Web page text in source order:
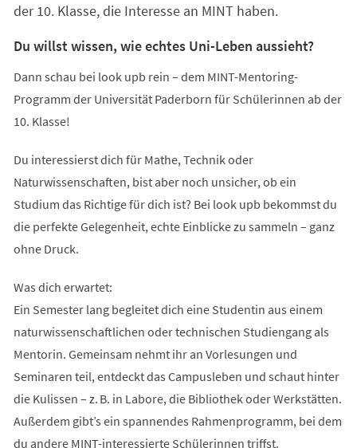
der 10. Klasse, die Interesse an MINT haben.
Du willst wissen, wie echtes Uni-Leben aussieht?
Dann schau bei look upb rein – dem MINT-Mentoring-
Programm der Universität Paderborn für Schülerinnen ab der
10. Klasse!
Du interessierst dich für Mathe, Technik oder
Naturwissenschaften, bist aber noch unsicher, ob ein
Studium das Richtige für dich ist? Bei look upb bekommst du
die perfekte Gelegenheit, echte Einblicke zu sammeln – ganz
ohne Druck.
Was dich erwartet:
Ein Semester lang begleitet dich eine Studentin aus einem
naturwissenschaftlichen oder technischen Studiengang als
Mentorin. Gemeinsam nehmt ihr an Vorlesungen und
Seminaren teil, entdeckt das Campusleben und schaut hinter
die Kulissen – z. B. in Labore, die Bibliothek oder Werkstätten.
Außerdem gibt’s ein spannendes Rahmenprogramm, bei dem
du andere MINT-interessierte Schülerinnen triffst.